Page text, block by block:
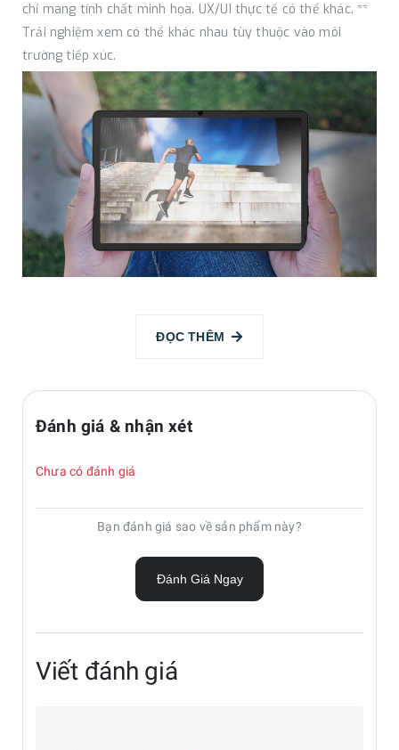
chỉ mang tính chất minh họa. UX/UI thực tế có thể khác. **
Trải nghiệm xem có thể khác nhau tùy thuộc vào môi
trường tiếp xúc.
Bảo vệ màn hình của bạn
Dán Màn hình Chống phản chiếu cung cấp thêm một lớp
bảo vệ chống trầy xước trên màn hình Galaxy Tab S9.
ĐỌC THÊM
Đánh giá & nhận xét
Chưa có đánh giá
Bạn đánh giá sao về sản phẩm này?
Đánh Giá Ngay
Viết đánh giá